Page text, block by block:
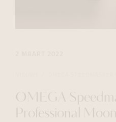
OMEGA
Professional